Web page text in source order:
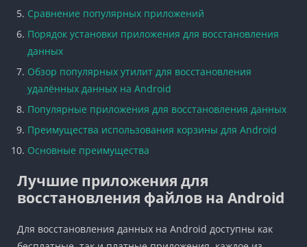
Сравнение популярных приложений
Порядок установки приложения для восстановления
данных
Обзор популярных утилит для восстановления
удалённых данных на Android
Популярные приложения для восстановления данных
Преимущества использования корзины для Android
Основные преимущества
Лучшие приложения для
восстановления файлов на Android
Для восстановления данных на Android доступны как